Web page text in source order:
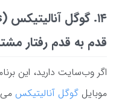
قدم به قدم رفتار
اگر وب‌سایت دارید، این
موبایل گوگل آنالیتیکس